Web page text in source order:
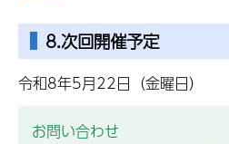
8.次回開催予定
令和8年5月22日（金曜日）
お問い合わせ